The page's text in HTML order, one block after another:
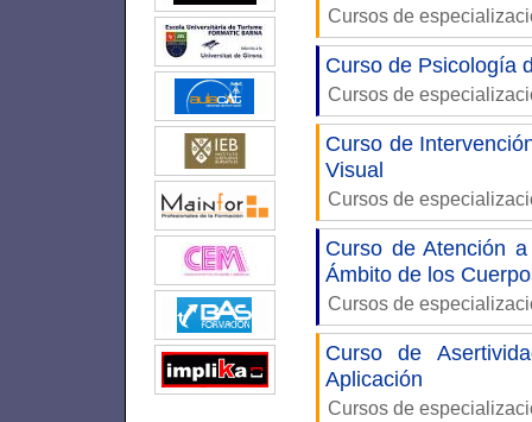
Cursos de
Curso de Psicología
Cursos de
Curso de
Visual
Cursos de
Curso de Atención
Ámbito de los
Cursos de
Curso de
Aplicación
Cursos de